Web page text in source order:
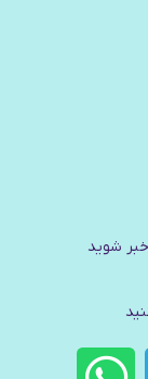
شوید